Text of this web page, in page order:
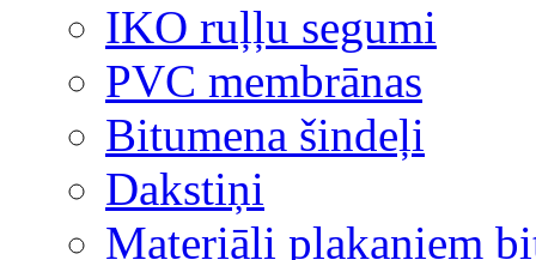
IKO ruļļu segumi
PVC membrānas
Bitumena šindeļi
Dakstiņi
Materiāli plakaniem